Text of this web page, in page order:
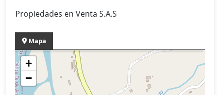
Propiedades en Venta S.A.S
Mapa
+
−